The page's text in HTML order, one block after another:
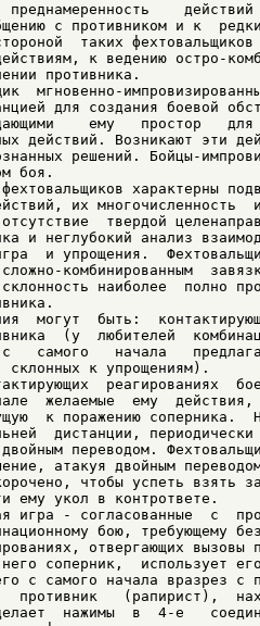
преднамеренность
с противником и к
таких
к ведению остро-
противника.
мгновенно-
для создания боевой
ему   простор   для
действий. Возникают эти
решений. Бойцы-
боя.
характерны
их многочисленность
твердой
и неглубокий анализ
и упрощения.
комбинированным
наиболее  полно
могут  быть:
(у  любителей
с   самого   начала
склонных к упрощениям).
реагированиях
желаемые  ему
к поражению соперника.
дистанции,
переводом.
атакуя двойным
чтобы успеть взять
ему укол в контрответе.
игра - согласованные  с
бою, требующему
отвергающих вызовы
соперник,  использует
с самого начала вразрез с
противник   (рапирист),
нажимы  в  4-е